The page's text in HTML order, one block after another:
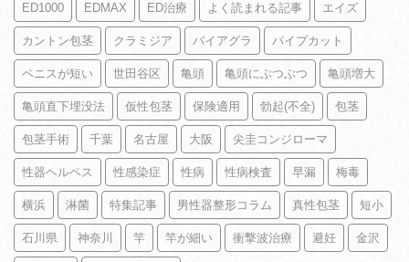
ED1000 EDMAX ED治療 よく読まれる記事 エイズ
カントン包茎 クラミジア バイアグラ パイプカット
ペニスが短い 世田谷区 亀頭 亀頭にぶつぶつ 亀頭増大
亀頭直下埋没法 仮性包茎 保険適用 勃起(不全) 包茎
包茎手術 千葉 名古屋 大阪 尖圭コンジローマ
性器ヘルペス 性感染症 性病 性病検査 早漏 梅毒
横浜 淋菌 特集記事 男性器整形コラム 真性包茎 短小
石川県 神奈川 竿 竿が細い 衝撃波治療 避妊 金沢